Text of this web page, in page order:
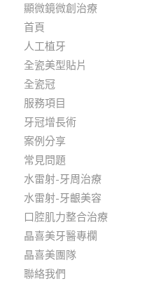
顯微鏡微創治療
首頁
人工植牙
全瓷美型貼片
全瓷冠
服務項目
牙冠增長術
案例分享
常見問題
水雷射-牙周治療
水雷射-牙齦美容
口腔肌力整合治療
晶喜美牙醫專欄
晶喜美團隊
聯絡我們